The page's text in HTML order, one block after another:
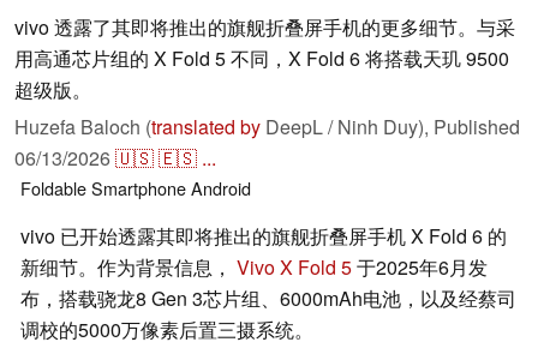
vivo 透露了其即将推出的旗舰折叠屏手机的更多细节。与采
用高通芯片组的 X Fold 5 不同，X Fold 6 将搭载天玑 9500
超级版。
Huzefa Baloch (translated by DeepL / Ninh Duy), Published
06/13/2026🇺🇸🇪🇸 ...
FoldableSmartphoneAndroid
vivo 已开始透露其即将推出的旗舰折叠屏手机 X Fold 6 的
新细节。作为背景信息， Vivo X Fold 5于2025年6月发
布，搭载骁龙8 Gen 3芯片组、6000mAh电池，以及经蔡司
调校的5000万像素后置三摄系统。